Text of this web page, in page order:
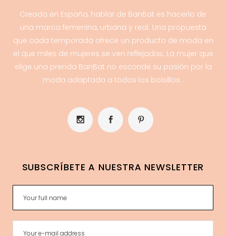
Creada en España, hablar de BanBat es hacerlo de
una marca femenina, urbana y real. Una propuesta
que cada temporada ofrece un producto de moda en
el que miles de mujeres se ven reflejadas. La mujer que
elige una prenda BanBat no esconde su pasión por la
moda adaptada a todos los bolsillos .
SUBSCRÍBETE A NUESTRA NEWSLETTER